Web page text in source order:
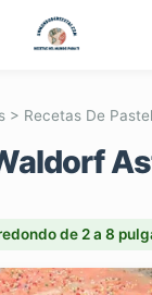
> Recetas De
de 2 a 8